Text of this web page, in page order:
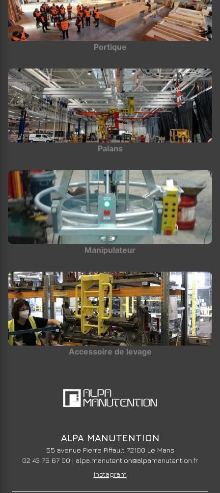
Portique
Palans
Manipulateur
Accessoire de levage
ALPA MANUTENTION
55 avenue Pierre Piffault 72100 Le Mans
02 43 75 67 00 | alpa.manutention@alpamanutention.fr
Instagram